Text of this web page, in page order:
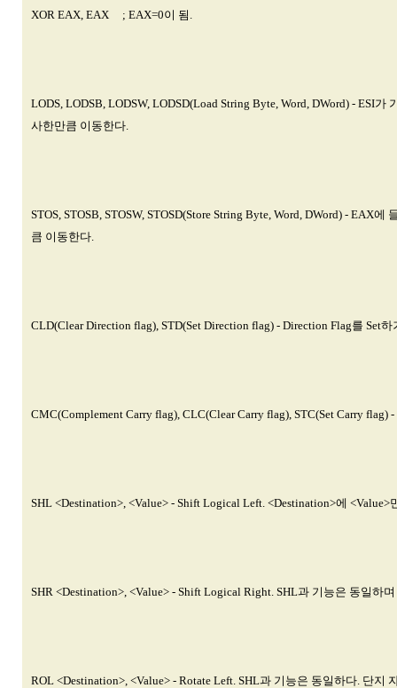
XOR EAX, EAX ; EAX=0이 됨.
LODS, LODSB, LODSW, LODSD(Load String Byte, Word, DWord) - ESI
사한만큼 이동한다.
STOS, STOSB, STOSW, STOSD(Store String Byte, Word, DWord) -
큼 이동한다.
CLD(Clear Direction flag), STD(Set Direction flag) - Direction Flag를 Set
CMC(Complement Carry flag), CLC(Clear Carry flag), STC(Set Carry flag)
SHL <Destination>, <Value> - Shift Logical Left. <Destination>에
SHR <Destination>, <Value> - Shift Logical Right. SHL과 기능은 동일하
ROL <Destination>, <Value> - Rotate Left. SHL과 기능은 동일하다. 단